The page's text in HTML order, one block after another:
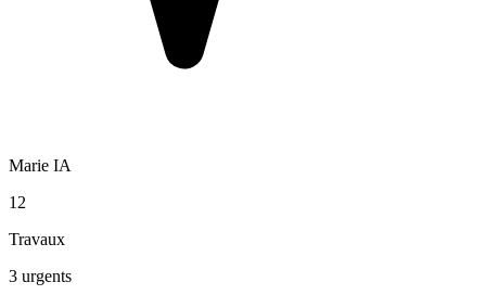
Marie IA
12
Travaux
3 urgents